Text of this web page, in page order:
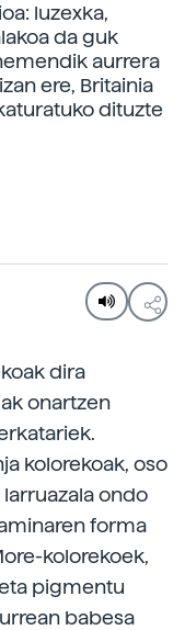
luzexka,
da guk
aurrera
ere, Britainia
dituzte
dira
onartzen
kolorekoak, oso
ondo
forma
kolorekoek,
pigmentu
babesa